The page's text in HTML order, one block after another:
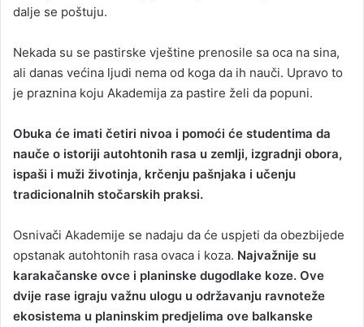
dalje se poštuju.
Nekada su se pastirske vještine prenosile sa oca na sina,
ali danas većina ljudi nema od koga da ih nauči. Upravo to
je praznina koju Akademija za pastire želi da popuni.
Obuka će imati četiri nivoa i pomoći će studentima da
nauče o istoriji autohtonih rasa u zemlji, izgradnji obora,
ispaši i muži životinja, krčenju pašnjaka i učenju
tradicionalnih stočarskih praksi.
Osnivači Akademije se nadaju da će uspjeti da obezbijede
opstanak autohtonih rasa ovaca i koza. Najvažnije su
karakačanske ovce i planinske dugodlake koze. Ove
dvije rase igraju važnu ulogu u održavanju ravnoteže
ekosistema u planinskim predjelima ove balkanske